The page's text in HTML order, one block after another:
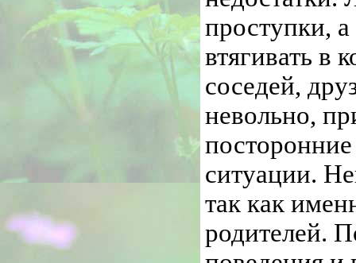
проступки,
втягивать в
соседей,
невольно,
ситуации.
так как
родителей.